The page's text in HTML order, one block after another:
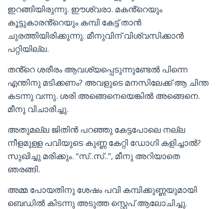
ഇറങ്ങിയിരുന്നു. ഈശ്വരാ. മകൻ്റെയും
കൂട്ടുകാരൻ്റെയും കമ്പി കേട്ട് താൻ
ചുരത്തിയിരിക്കുന്നു. മീനുവിന് വിശ്വസിക്കാൻ
പറ്റിയില്ല.
തൻ്റെ ശരീരം ആവശ്യപ്പെടുന്നുണ്ടേൽ പിന്നെ
എന്തിനു മടിക്കണം? അവളുടെ മനസിലേക്ക് ആ ചിന്ത
കടന്നു വന്നു. ശരി അങ്ങെനെയെങ്കിൽ അങ്ങെനെ.
മീനു വിചാരിച്ചു.
അതുമല്ല ജിതിൻ പറഞ്ഞു കേട്ടപോലെ നല്ല
നീളമുള്ള പവിയുടെ കുണ്ണ കേറ്റി ഡോഗി കളിച്ചാൽ?
സുഖിച്ചു മരിക്കും. “സ്..സ്..”, മീനു അറിയാതെ
ഞരങ്ങി.
അമ്മ പോയതിനു ശേഷം പവി കമ്പിക്കുണ്ണയുമായി
ബെഡിൽ കിടന്നു അടുത്ത സ്റ്റെപ് ആലോചിച്ചു.